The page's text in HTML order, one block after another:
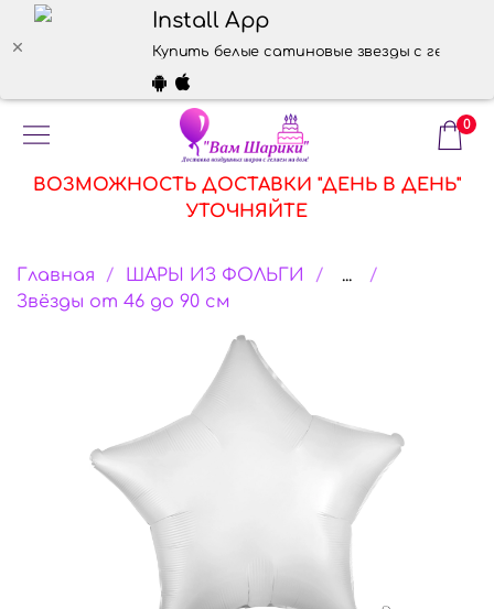
Install App
Купить белые сатиновые звезды с гелием
0
ВОЗМОЖНОСТЬ ДОСТАВКИ "ДЕНЬ В ДЕНЬ"
УТОЧНЯЙТЕ
Главная ШАРЫ ИЗ ФОЛЬГИ
...
Звёзды от 46 до 90 см